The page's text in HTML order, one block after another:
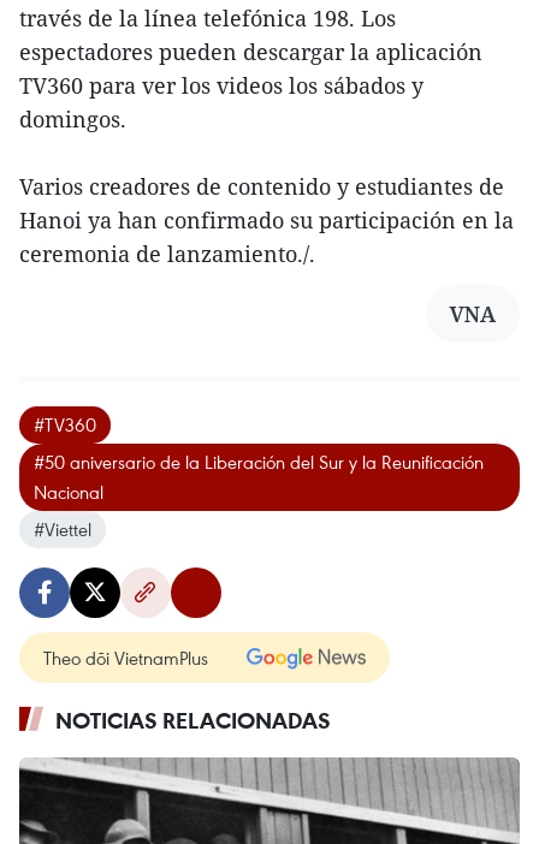
través de la línea telefónica 198. Los
espectadores pueden descargar la aplicación
TV360 para ver los videos los sábados y
domingos.
Varios creadores de contenido y estudiantes de
Hanoi ya han confirmado su participación en la
ceremonia de lanzamiento./.
VNA
#TV360
#50 aniversario de la Liberación del Sur y la Reunificación
Nacional
#Viettel
Theo dõi VietnamPlus
NOTICIAS RELACIONADAS